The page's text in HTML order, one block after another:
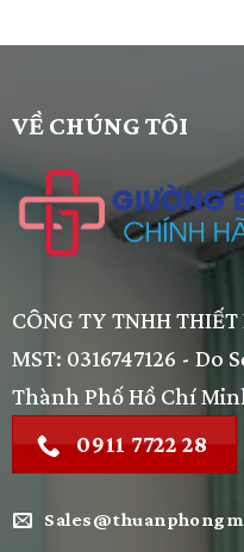
VỀ CHÚNG TÔI
CÔNG TY TNHH
MST: 0316747126 - Do
Thành Phố Hồ Chí
0911 7722 28